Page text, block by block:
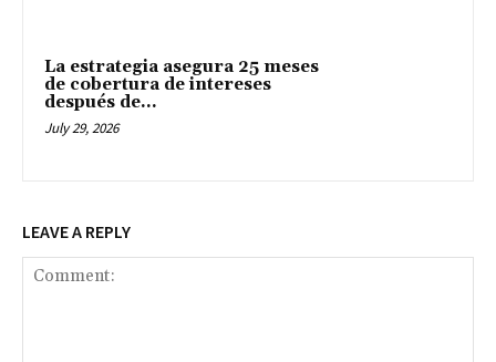
La estrategia asegura 25 meses
de cobertura de intereses
después de...
July 29, 2026
LEAVE A REPLY